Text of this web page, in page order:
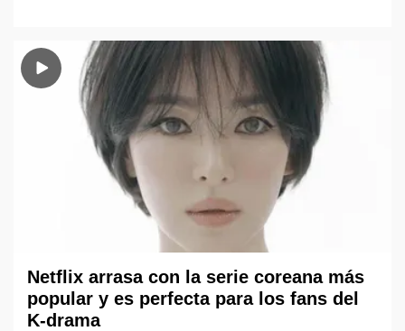
Netflix arrasa con la serie coreana más
popular y es perfecta para los fans del
K-drama